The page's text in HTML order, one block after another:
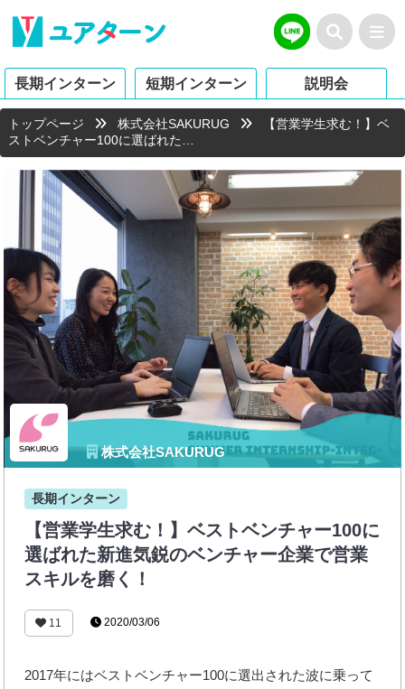
長期インターン 短期インターン 説明会
トップページ 株式会社SAKURUG
【営業学生求む！】ベ
ストベンチャー100に選ばれた…
株式会社SAKURUG
長期インターン
【営業学生求む！】ベストベンチャー100に
選ばれた新進気鋭のベンチャー企業で営業
スキルを磨く！
11 2020/03/06
2017年にはベストベンチャー100に選出された波に乗って